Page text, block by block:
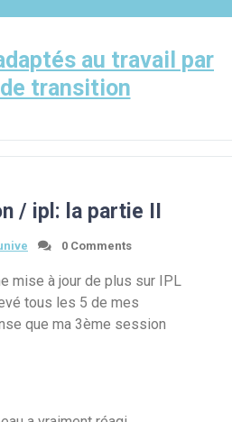
au travail par
transition
/ ipl: la partie II
0 Comments
mise à jour de plus sur IPL
tous les 5 de mes
que ma 3ème session